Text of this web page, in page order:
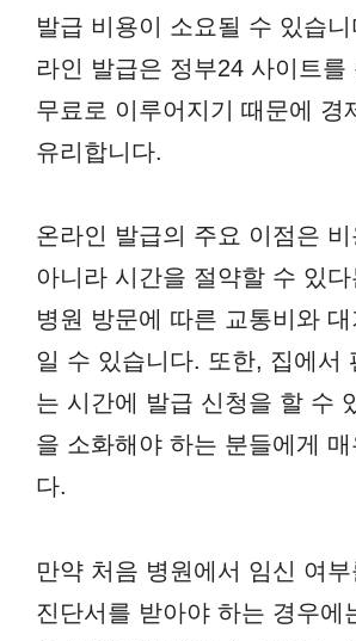
발급 비용이 소요될 수 있습
라인 발급은 정부24 사이트를
무료로 이루어지기 때문에 경
유리합니다.
온라인 발급의 주요 이점은
아니라 시간을 절약할 수 있
병원 방문에 따른 교통비와
일 수 있습니다. 또한, 집에서
는 시간에 발급 신청을 할 수
을 소화해야 하는 분들에게 매
다.
만약 처음 병원에서 임신 여
진단서를 받아야 하는 경우에